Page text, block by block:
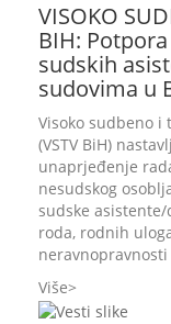
VISOKO
BIH:
sudskih
sudovima u
Visoko sudbeno i
(VSTV BiH)
unaprjeđenje
nesudskog
sudske
roda, rodnih
Više